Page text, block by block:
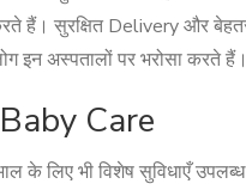
हैं। सुरक्षित Delivery और
इन अस्पतालों पर भरोसा करते हैं।
Care
के लिए भी विशेष सुविधाएँ